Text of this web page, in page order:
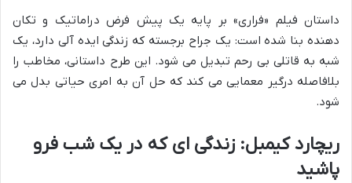
داستان فیلم «فراری» بر پایه یک پیش فرض دراماتیک و تکان
دهنده بنا شده است: یک جراح برجسته که زندگی ایده آلی دارد، یک
شبه به قاتلی بی رحم تبدیل می شود. این طرح داستانی، مخاطب را
بلافاصله درگیر معمایی می کند که حل آن به امری حیاتی بدل می
شود.
ریچارد کیمبل: زندگی ای که در یک شب فرو
پاشید